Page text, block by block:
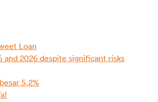
Loan
2026 despite significant risks
5,2%